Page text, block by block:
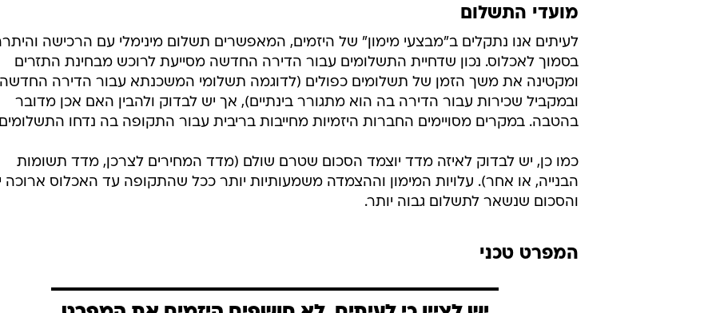
מועדי התשלום
לעיתים אנו נתקלים ב"מבצעי מימון" של היזמים, המאפשרים תשלום מינימלי עם הרכישה
בסמוך לאכלוס. נכון שדחיית התשלומים עבור הדירה החדשה מסייעת לרוכש מבחינת התזרים
ומקטינה את משך הזמן של תשלומים כפולים (לדוגמה תשלומי המשכנתא עבור הדירה החדשה
ובמקביל שכירות עבור הדירה בה הוא מתגורר בינתיים), אך יש לבדוק ולהבין האם אכן מדובר
בהטבה. במקרים מסויימים החברות היזמיות מחייבות בריבית עבור התקופה בה נדחו
כמו כן, יש לבדוק לאיזה מדד יוצמד הסכום שטרם שולם (מדד המחירים לצרכן, מדד תשומות
הבנייה, או אחר). עלויות המימון וההצמדה משמעותיות יותר ככל שהתקופה עד האכלוס ארוכה
והסכום שנשאר לתשלום גבוה יותר.
המפרט טכני